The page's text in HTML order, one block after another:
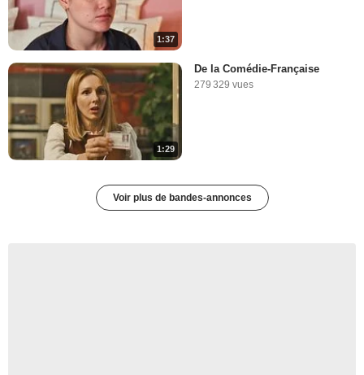
1:37
1:29
De la Comédie-Française
279 329 vues
Voir plus de bandes-annonces